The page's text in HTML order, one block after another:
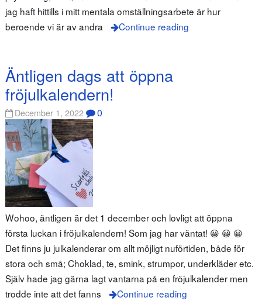
jag haft hittills i mitt mentala omställningsarbete är hur
beroende vi är av andra
Continue reading
Äntligen dags att öppna
fröjulkalendern!
December 1, 2022 0
Wohoo, äntligen är det 1 december och lovligt att öppna
första luckan i fröjulkalendern! Som jag har väntat! 😀 😀 😀
Det finns ju julkalenderar om allt möjligt nuförtiden, både för
stora och små; Choklad, te, smink, strumpor, underkläder etc.
Själv hade jag gärna lagt vantarna på en fröjulkalender men
trodde inte att det fanns
Continue reading